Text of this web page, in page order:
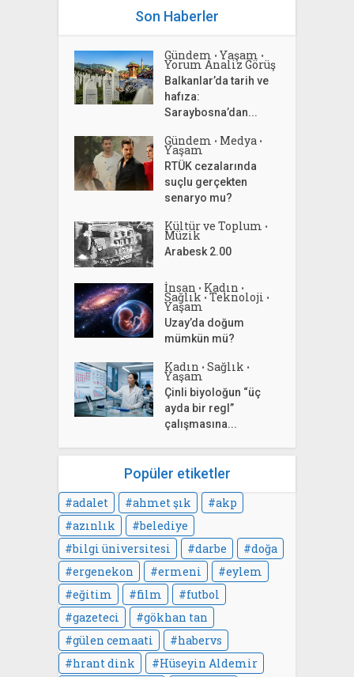
Son Haberler
Gündem • Yaşam •
Yorum Analiz Görüş
Balkanlar’da tarih ve
hafıza:
Saraybosna’dan...
Gündem • Medya •
Yaşam
RTÜK cezalarında
suçlu gerçekten
senaryo mu?
Kültür ve Toplum •
Müzik
Arabesk 2.00
İnsan • Kadın •
Sağlık • Teknoloji •
Yaşam
Uzay’da doğum
mümkün mü?
Kadın • Sağlık •
Yaşam
Çinli biyoloğun “üç
ayda bir regl”
çalışmasına...
Popüler etiketler
adalet ahmet şık
akp
azınlık
belediye
bilgi üniversitesi
darbe
doğa
ergenekon
ermeni
eylem
eğitim
film
futbol
gazeteci
gökhan tan
gülen cemaati
habervs
hrant dink
Hüseyin Aldemir